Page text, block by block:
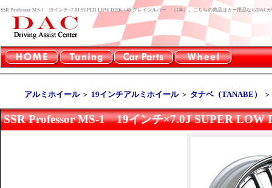
SSR Professor MS-1 19インチ×7.0J SUPER LOW DISK +49 グレイシルバー （1本）。こちらの商品はカー用品ならDAC
アルミホイール＞ 19インチアルミホイール＞ タナベ（TANABE）
SSR Professor MS-1 19インチ×7.0J SUPER